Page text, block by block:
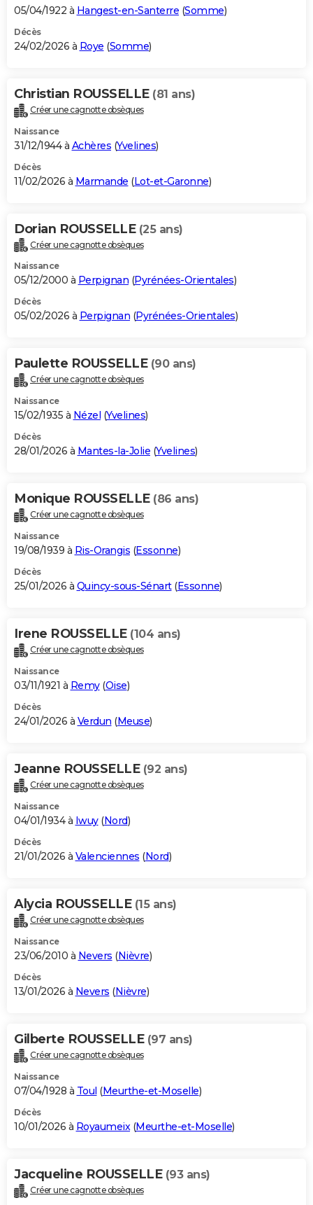
05/04/1922 à Hangest-en-Santerre (Somme)
Décès
24/02/2026 à Roye (Somme)
Christian ROUSSELLE (81 ans)
Créer une cagnotte obsèques
Naissance
31/12/1944 à Achères (Yvelines)
Décès
11/02/2026 à Marmande (Lot-et-Garonne)
Dorian ROUSSELLE (25 ans)
Créer une cagnotte obsèques
Naissance
05/12/2000 à Perpignan (Pyrénées-Orientales)
Décès
05/02/2026 à Perpignan (Pyrénées-Orientales)
Paulette ROUSSELLE (90 ans)
Créer une cagnotte obsèques
Naissance
15/02/1935 à Nézel (Yvelines)
Décès
28/01/2026 à Mantes-la-Jolie (Yvelines)
Monique ROUSSELLE (86 ans)
Créer une cagnotte obsèques
Naissance
19/08/1939 à Ris-Orangis (Essonne)
Décès
25/01/2026 à Quincy-sous-Sénart(Essonne)
Irene ROUSSELLE (104 ans)
Créer une cagnotte obsèques
Naissance
03/11/1921 à Remy(Oise)
Décès
24/01/2026 à Verdun (Meuse)
Jeanne ROUSSELLE (92 ans)
Créer une cagnotte obsèques
Naissance
04/01/1934 à Iwuy(Nord)
Décès
21/01/2026 à Valenciennes (Nord)
Alycia ROUSSELLE (15 ans)
Créer une cagnotte obsèques
Naissance
23/06/2010 à Nevers (Nièvre)
Décès
13/01/2026 à Nevers (Nièvre)
Gilberte ROUSSELLE (97 ans)
Créer une cagnotte obsèques
Naissance
07/04/1928 à Toul (Meurthe-et-Moselle)
Décès
10/01/2026 à Royaumeix(Meurthe-et-Moselle)
Jacqueline ROUSSELLE (93 ans)
Créer une cagnotte obsèques